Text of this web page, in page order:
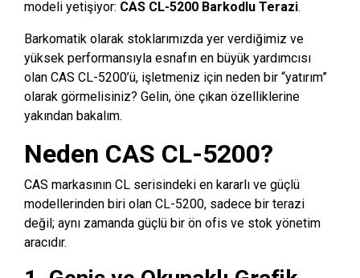
modeli yetişiyor: CAS CL-5200 Barkodlu Terazi.
Barkomatik olarak stoklarımızda yer verdiğimiz ve
yüksek performansıyla esnafın en büyük yardımcısı
olan CAS CL-5200’ü, işletmeniz için neden bir “yatırım”
olarak görmelisiniz? Gelin, öne çıkan özelliklerine
yakından bakalım.
Neden CAS CL-5200?
CAS markasının CL serisindeki en kararlı ve güçlü
modellerinden biri olan CL-5200, sadece bir terazi
değil; aynı zamanda güçlü bir ön ofis ve stok yönetim
aracıdır.